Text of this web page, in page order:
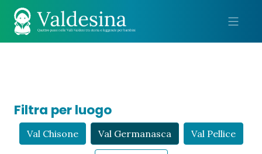
Filtra per luogo
Val Chisone Val Germanasca Val Pellice